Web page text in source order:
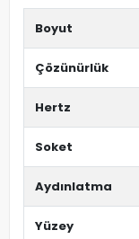
Boyut
Çözünürlük
Hertz
Soket
Aydınlatma
Yüzey